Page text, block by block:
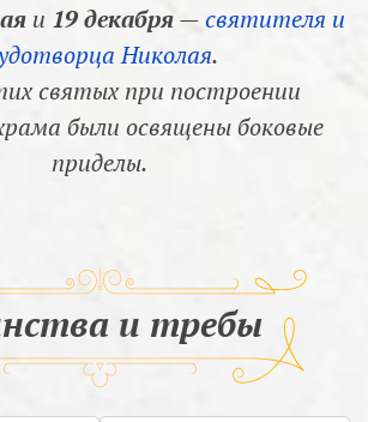
и 19 декабря—святителя и
Николая.
святых при построении
были освящены боковые
приделы.
и требы